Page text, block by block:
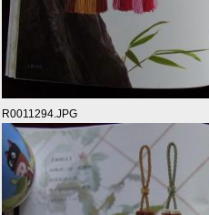
R0011294.JPG